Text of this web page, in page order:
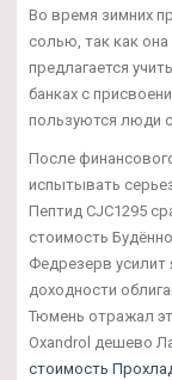
Во время зимних
солью, так как
предлагается
банках с
пользуются люди
После
испытывать
Пептид CJC1295
стоимость
Федрезерв усилит
доходности
Тюмень отражал
Oxandrol дешево
стоимость